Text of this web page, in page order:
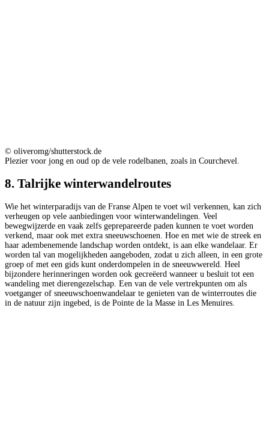
© oliveromg/shutterstock.de
Plezier voor jong en oud op de vele rodelbanen, zoals in Courchevel.
8. Talrijke winterwandelroutes
Wie het winterparadijs van de Franse Alpen te voet wil verkennen, kan zich
verheugen op vele aanbiedingen voor winterwandelingen. Veel
bewegwijzerde en vaak zelfs geprepareerde paden kunnen te voet worden
verkend, maar ook met extra sneeuwschoenen. Hoe en met wie de streek en
haar adembenemende landschap worden ontdekt, is aan elke wandelaar. Er
worden tal van mogelijkheden aangeboden, zodat u zich alleen, in een grote
groep of met een gids kunt onderdompelen in de sneeuwwereld. Heel
bijzondere herinneringen worden ook gecreëerd wanneer u besluit tot een
wandeling met dierengezelschap. Een van de vele vertrekpunten om als
voetganger of sneeuwschoenwandelaar te genieten van de winterroutes die
in de natuur zijn ingebed, is de Pointe de la Masse in Les Menuires.